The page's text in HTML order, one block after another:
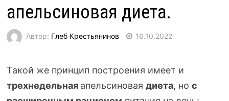
апельсиновая диета.
Автор: Глеб Крестьянинов 16.10.2022
Такой же принцип построения имеет и
трехнедельная апельсиновая диета, но с